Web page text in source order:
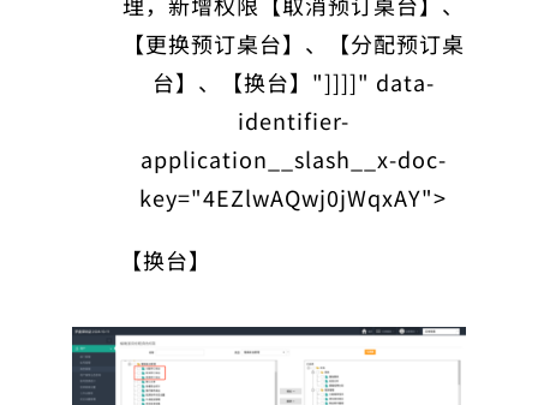
【更换预订桌台】、【分配预订桌
台】、【换台】"]]]]" data-
identifier-
application__slash__x-doc-
key="4EZlwAQwj0jWqxAY">
【换台】